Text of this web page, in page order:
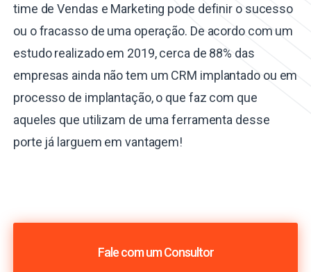
time de Vendas e Marketing pode definir o sucesso
ou o fracasso de uma operação. De acordo com um
estudo realizado em 2019, cerca de 88% das
empresas ainda não tem um CRM implantado ou em
processo de implantação, o que faz com que
aqueles que utilizam de uma ferramenta desse
porte já larguem em vantagem!
Fale com um Consultor